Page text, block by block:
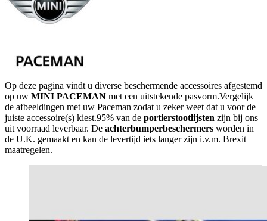
Op deze pagina vindt u diverse beschermende accessoires afgestemd
op uw MINI PACEMAN met een uitstekende pasvorm.Vergelijk
de afbeeldingen met uw Paceman zodat u zeker weet dat u voor de
juiste accessoire(s) kiest.95% van de portierstootlijsten zijn bij ons
uit voorraad leverbaar. De achterbumperbeschermers worden in
de U.K. gemaakt en kan de levertijd iets langer zijn i.v.m. Brexit
maatregelen.